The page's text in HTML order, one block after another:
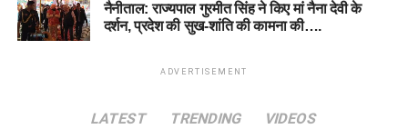
नैनीताल: राज्यपाल गुरमीत सिंह ने किए मां नैना देवी के
दर्शन, प्रदेश की सुख-शांति की कामना की….
ADVERTISEMENT
LATEST TRENDING VIDEOS